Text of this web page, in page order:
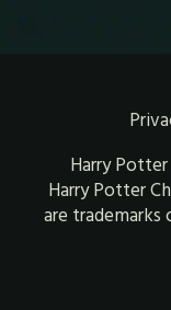
Harry
Harry Potter
are trademarks